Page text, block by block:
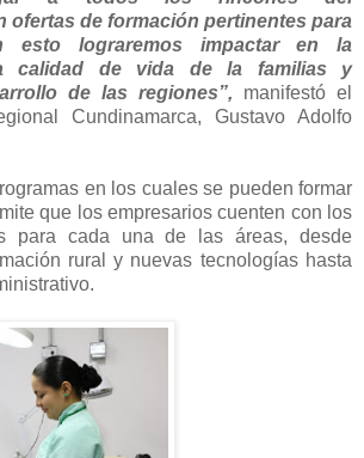
ofertas de formación pertinentes para
esto lograremos impactar en la
calidad de vida de la familias y
de las regiones”, manifestó el
Cundinamarca, Gustavo Adolfo
en los cuales se pueden formar
que los empresarios cuenten con los
para cada una de las áreas, desde
rural y nuevas tecnologías hasta